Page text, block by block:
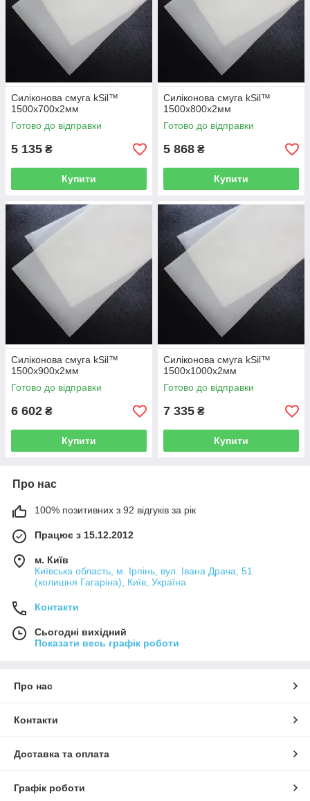
Силіконова смуга kSil™
1500х700х2мм
Готово до відправки
5 135 ₴
Купити
Силіконова смуга kSil™
1500х800х2мм
Готово до відправки
5 868 ₴
Купити
Силіконова смуга kSil™
1500х900х2мм
Готово до відправки
6 602 ₴
Купити
Силіконова смуга kSil™
1500х1000х2мм
Готово до відправки
7 335 ₴
Купити
Про нас
100% позитивних з 92 відгуків за рік
Працює з 15.12.2012
м. Київ
Київська область, м. Ірпінь, вул. Івана Драча, 51
(колишня Гагаріна), Київ, Україна
Контакти
Сьогодні вихідний
Показати весь графік роботи
Про нас
Контакти
Доставка та оплата
Графік роботи